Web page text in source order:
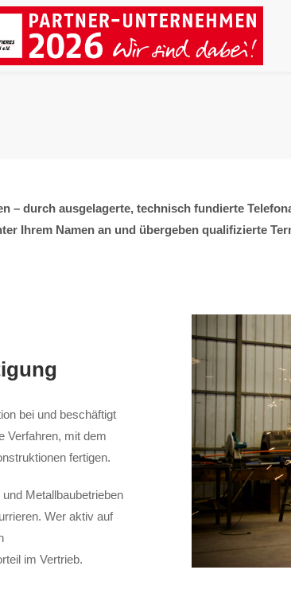
– durch ausgelagerte, technisch fundierte
Ihrem Namen an und übergeben qualifizierte
bei und beschäftigt
Verfahren, mit dem
fertigen.
Metallbaubetrieben
Wer aktiv auf
im Vertrieb.